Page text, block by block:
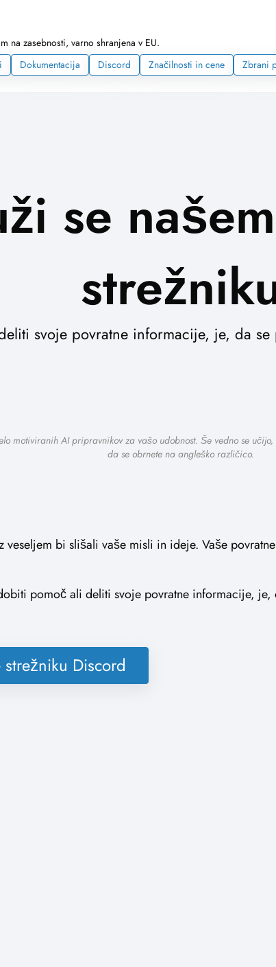
na zasebnosti, varno shranjena v EU.
Dokumentacija Discord Značilnosti in cene Zbrani
se
svoje povratne informacije, je, da
motiviranih AI pripravnikov za vašo udobnost. Še vedno se
da se obrnete na angleško različico.
veseljem bi slišali vaše misli in ideje. Vaše
pomoč ali deliti svoje povratne informacije, je,
Discord